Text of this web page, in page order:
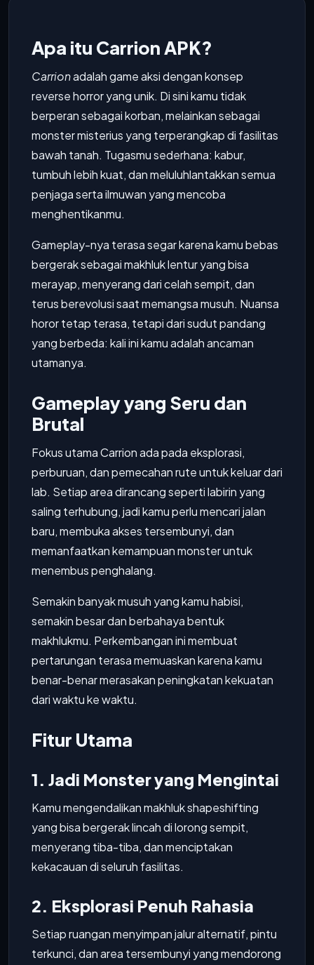
Apa itu Carrion APK?
Carrionadalah game aksi dengan konsep
reverse horror yang unik. Di sini kamu tidak
berperan sebagai korban, melainkan sebagai
monster misterius yang terperangkap di fasilitas
bawah tanah. Tugasmu sederhana: kabur,
tumbuh lebih kuat, dan meluluhlantakkan semua
penjaga serta ilmuwan yang mencoba
menghentikanmu.
Gameplay-nya terasa segar karena kamu bebas
bergerak sebagai makhluk lentur yang bisa
merayap, menyerang dari celah sempit, dan
terus berevolusi saat memangsa musuh. Nuansa
horor tetap terasa, tetapi dari sudut pandang
yang berbeda: kali ini kamu adalah ancaman
utamanya.
Gameplay yang Seru dan
Brutal
Fokus utama Carrion ada pada eksplorasi,
perburuan, dan pemecahan rute untuk keluar dari
lab. Setiap area dirancang seperti labirin yang
saling terhubung, jadi kamu perlu mencari jalan
baru, membuka akses tersembunyi, dan
memanfaatkan kemampuan monster untuk
menembus penghalang.
Semakin banyak musuh yang kamu habisi,
semakin besar dan berbahaya bentuk
makhlukmu. Perkembangan ini membuat
pertarungan terasa memuaskan karena kamu
benar-benar merasakan peningkatan kekuatan
dari waktu ke waktu.
Fitur Utama
1. Jadi Monster yang Mengintai
Kamu mengendalikan makhluk shapeshifting
yang bisa bergerak lincah di lorong sempit,
menyerang tiba-tiba, dan menciptakan
kekacauan di seluruh fasilitas.
2. Eksplorasi Penuh Rahasia
Setiap ruangan menyimpan jalur alternatif, pintu
terkunci, dan area tersembunyi yang mendorong